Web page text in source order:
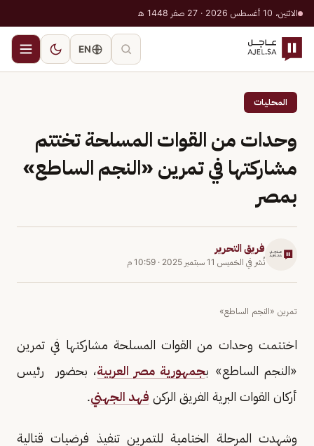
الاثنين، 10 أغسطس 2026 · 27 صفر 1448 هـ
EN
المحليات
وحدات من القوات المسلحة تختتم
مشاركتها في تمرين «النجم الساطع»
بمصر
فريق التحرير
نُشر في الخميس 11 سبتمبر 2025 · 10:59 م
تمرين «النجم الساطع»
اختتمت وحدات من القوات المسلحة مشاركتها في تمرين
«النجم الساطع» بجمهورية مصر العربية، بحضور رئيس
أركان القوات البرية الفريق الركن فهد الجهني.
وشهدت المرحلة الختامية للتمرين تنفيذ فرضيات قتالية